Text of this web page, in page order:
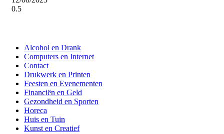
Alcohol en Drank
Computers en Internet
Contact
Drukwerk en Printen
Feesten en Evenementen
Financiën en Geld
Gezondheid en Sporten
Horeca
Huis en Tuin
Kunst en Creatief